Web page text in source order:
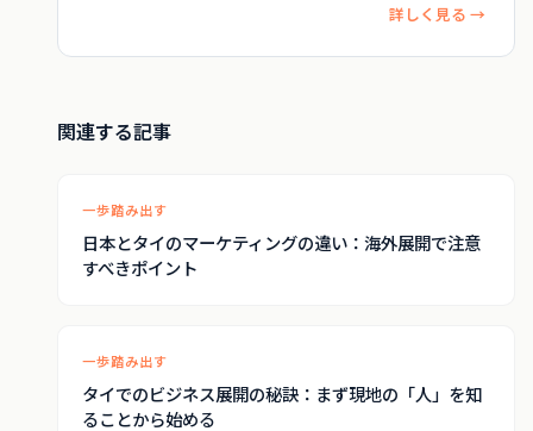
詳しく見る →
関連する記事
一歩踏み出す
日本とタイのマーケティングの違い：海外展開で注意
すべきポイント
一歩踏み出す
タイでのビジネス展開の秘訣：まず現地の「人」を知
ることから始める